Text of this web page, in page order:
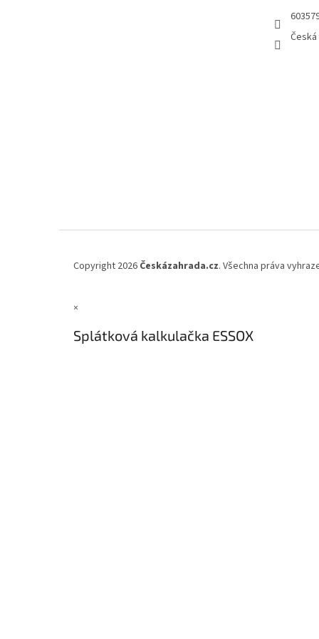
Česká
Copyright 2026 Českázahrada.cz. Všechna práva
×
Splátková kalkulačka ESSOX